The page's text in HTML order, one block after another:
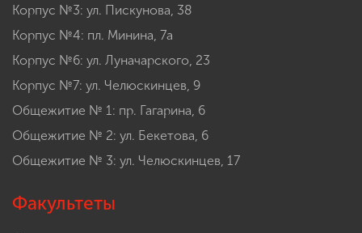
Корпус №3: ул. Пискунова, 38
Корпус №4: пл. Минина, 7а
Корпус №6: ул. Луначарского, 23
Корпус №7: ул. Челюскинцев, 9
Общежитие № 1: пр. Гагарина, 6
Общежитие № 2: ул. Бекетова, 6
Общежитие № 3: ул. Челюскинцев, 17
Факультеты